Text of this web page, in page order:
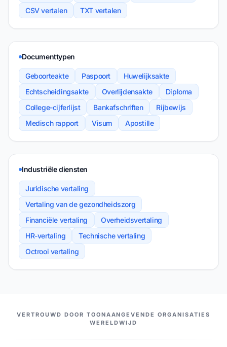
CSV vertalen
TXT vertalen
Documenttypen
Geboorteakte Paspoort
Huwelijksakte
Echtscheidingsakte
Overlijdensakte
Diploma
College-cijferlijst
Bankafschriften
Rijbewijs
Medisch rapport
Visum Apostille
Industriële diensten
Juridische vertaling
Vertaling van de gezondheidszorg
Financiële vertaling
Overheidsvertaling
HR-vertaling
Technische vertaling
Octrooi vertaling
ONZE PARTNERS
VERTROUWD DOOR TOONAANGEVENDE ORGANISATIES
WERELDWIJD